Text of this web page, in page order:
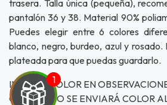
trasera. Talla única (pequeña),
pantalón 36 y 38. Material 90%
Puedes elegir entre 6 colores
blanco, negro, burdeo, azul y rosado.
plateada para que puedas guardarlo.
INDICAR COLOR EN
CONTRARIO SE ENVIARÁ COLOR